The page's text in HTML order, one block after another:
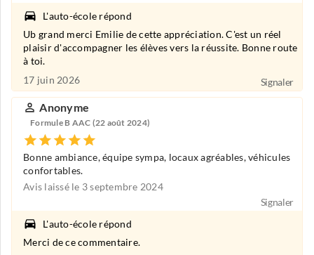
L'auto-école répond
Ub grand merci Emilie de cette appréciation. C'est un réel
plaisir d'accompagner les élèves vers la réussite. Bonne route
à toi.
17 juin 2026
Signaler
Anonyme
Formule B AAC (22 août 2024)
Bonne ambiance, équipe sympa, locaux agréables, véhicules
confortables.
Avis laissé le 3 septembre 2024
Signaler
L'auto-école répond
Merci de ce commentaire.